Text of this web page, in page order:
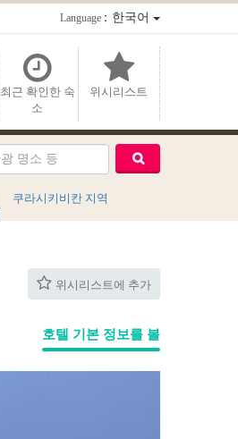
Language：한국어
최근 확인한 숙
소
위시리스트
쿠라시키비칸 지역
위시리스트에 추가
호텔 기본 정보를 볼